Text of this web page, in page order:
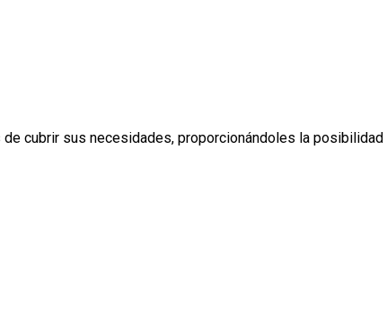
cubrir sus necesidades, proporcionándoles la posibilidad